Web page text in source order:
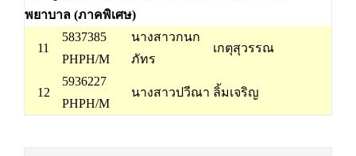
พยาบาล (ภาคพิเศษ)
11
5837385
PHPH/M
นางสาวกนก
ภัทร
เกตุสุวรรณ
12
5936227
PHPH/M
นางสาวปวีณา ลิ้มเจริญ